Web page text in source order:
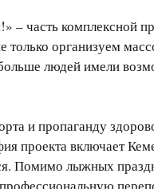
часть комплексной
организуем
людей имели
и пропаганду
проекта включает
Помимо лыжных